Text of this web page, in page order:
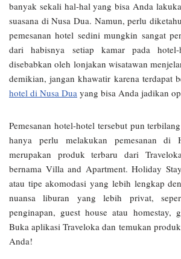
banyak sekali hal-hal yang bisa Anda
suasana di Nusa Dua. Namun, perlu
pemesanan hotel sedini mungkin sangat
dari habisnya setiap kamar pada
disebabkan oleh lonjakan wisatawan
demikian, jangan khawatir karena terdapat
hotel di Nusa Dua yang bisa Anda jadikan
Pemesanan hotel-hotel tersebut pun
hanya perlu melakukan pemesanan di
merupakan produk terbaru dari
bernama Villa and Apartment. Holiday
atau tipe akomodasi yang lebih lengkap
nuansa liburan yang lebih privat,
penginapan, guest house atau homestay,
Buka aplikasi Traveloka dan temukan
Anda!